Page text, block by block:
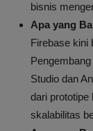
bisnis
Apa yang
Firebase kini
Studio dan
dari prototipe
skalabilitas